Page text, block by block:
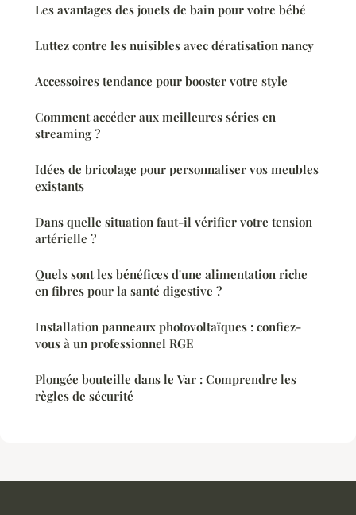
Les avantages des jouets de bain pour votre bébé
Luttez contre les nuisibles avec dératisation nancy
Accessoires tendance pour booster votre style
Comment accéder aux meilleures séries en
streaming ?
Idées de bricolage pour personnaliser vos meubles
existants
Dans quelle situation faut-il vérifier votre tension
artérielle ?
Quels sont les bénéfices d'une alimentation riche
en fibres pour la santé digestive ?
Installation panneaux photovoltaïques : confiez-
vous à un professionnel RGE
Plongée bouteille dans le Var : Comprendre les
règles de sécurité